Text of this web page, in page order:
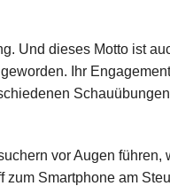
Und dieses Motto ist
Ihr
vor Augen führen,
zum Smartphone am